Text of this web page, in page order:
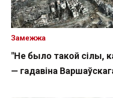
"Не было такой сілы,
— гадавіна
Замежжа